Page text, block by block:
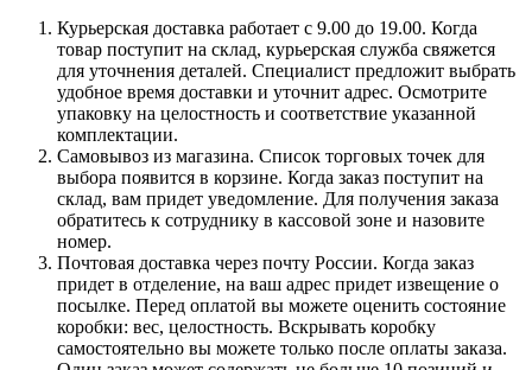
Курьерская доставка работает с 9.00 до 19.00. Когда
товар поступит на склад, курьерская служба свяжется
для уточнения деталей. Специалист предложит выбрать
удобное время доставки и уточнит адрес. Осмотрите
упаковку на целостность и соответствие указанной
комплектации.
Самовывоз из магазина. Список торговых точек для
выбора появится в корзине. Когда заказ поступит на
склад, вам придет уведомление. Для получения заказа
обратитесь к сотруднику в кассовой зоне и назовите
номер.
Почтовая доставка через почту России. Когда заказ
придет в отделение, на ваш адрес придет извещение о
посылке. Перед оплатой вы можете оценить состояние
коробки: вес, целостность. Вскрывать коробку
самостоятельно вы можете только после оплаты заказа.